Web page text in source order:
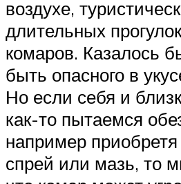
воздухе,
длительных
комаров. Казалось
быть опасного в
Но если себя и
как-то пытаемся
например
спрей или мазь, то